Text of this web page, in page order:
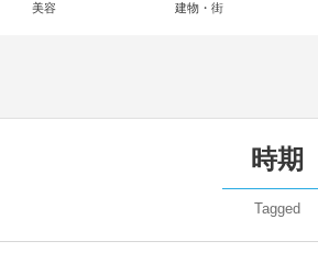
美容 建物・街
時期
Tagged